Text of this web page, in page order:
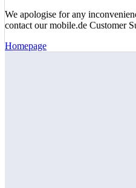
We apologise for any
contact our mobile.de Customer
Homepage